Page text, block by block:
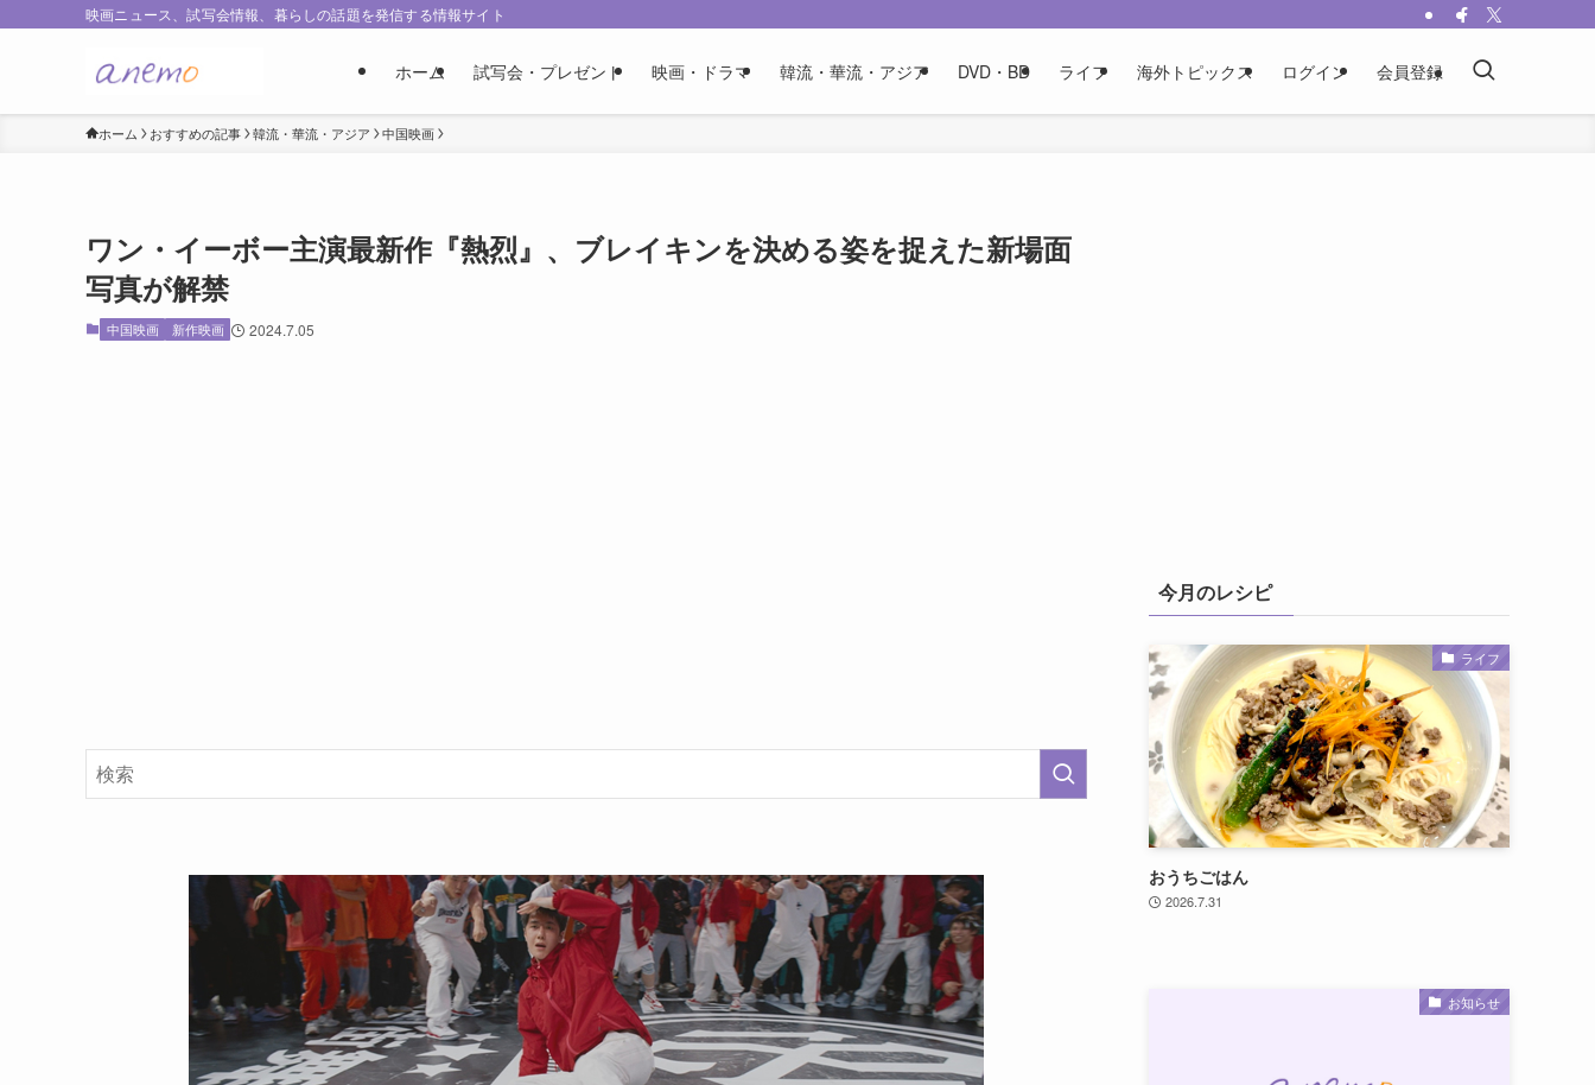
映画ニュース、試写会情報、暮らしの話題を発信する情報サイト
ホーム 試写会・プレゼント 映画・ドラマ 韓流・華流・アジア DVD・BD ライフ 海外トピックス ログイン 会員登録
ホーム おすすめの記事 韓流・華流・アジア 中国映画
ワン・イーボー主演最新作『熱烈』、ブレイキンを決める姿を捉えた新場面
写真が解禁
中国映画 新作映画 2024.7.05
今月のレシピ
ライフ
おうちごはん
2026.7.31
お知らせ